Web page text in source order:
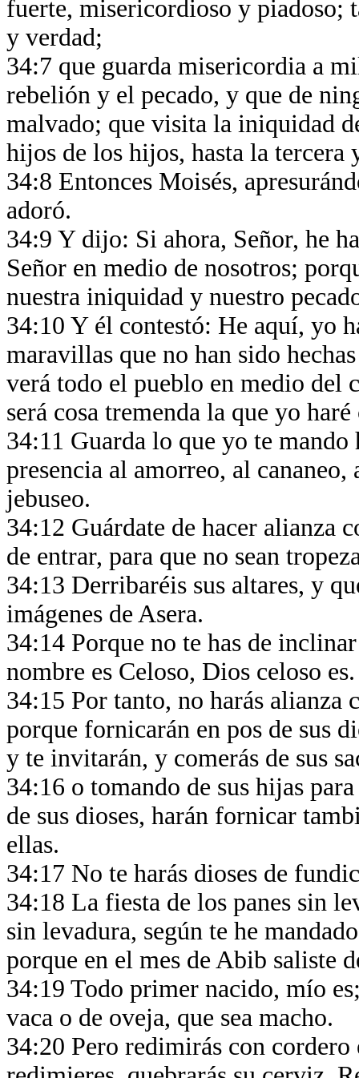
fuerte, misericordioso y piadoso;
y verdad;
34:7 que guarda misericordia a
rebelión y el pecado, y que de
malvado; que visita la iniquidad
hijos de los hijos, hasta la tercera
34:8 Entonces Moisés,
adoró.
34:9 Y dijo: Si ahora, Señor, he
Señor en medio de nosotros;
nuestra iniquidad y nuestro
34:10 Y él contestó: He aquí, yo
maravillas que no han sido
verá todo el pueblo en medio del
será cosa tremenda la que yo
34:11 Guarda lo que yo te
presencia al amorreo, al
jebuseo.
34:12 Guárdate de hacer alianza
de entrar, para que no sean
34:13 Derribaréis sus altares, y
imágenes de Asera.
34:14 Porque no te has de
nombre es Celoso, Dios celoso
34:15 Por tanto, no harás alianza
porque fornicarán en pos de sus
y te invitarán, y comerás de sus
34:16 o tomando de sus hijas
de sus dioses, harán fornicar
ellas.
34:17 No te harás dioses de
34:18 La fiesta de los panes sin
sin levadura, según te he
porque en el mes de Abib saliste
34:19 Todo primer nacido, mío
vaca o de oveja, que sea macho.
34:20 Pero redimirás con